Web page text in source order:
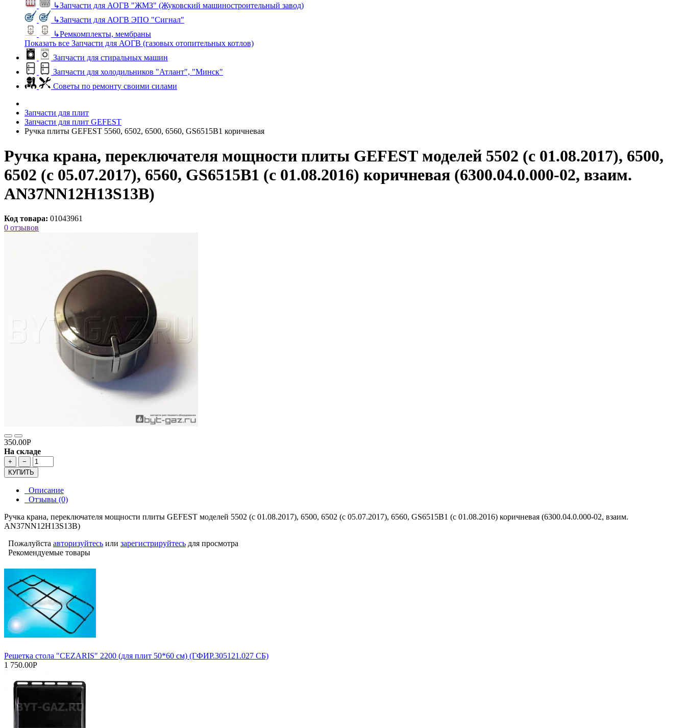
↳Запчасти для АОГВ "ЖМЗ" (Жуковский машиностроительный завод)
↳Запчасти для АОГВ ЭПО "Сигнал"
↳Ремкомплекты, мембраны
Показать все Запчасти для АОГВ (газовых отопительных котлов)
Запчасти для стиральных машин
Запчасти для холодильников "Атлант", "Минск"
Советы по ремонту своими силами
Запчасти для плит
Запчасти для плит GEFEST
Ручка плиты GEFEST 5560, 6502, 6500, 6560, GS6515B1 коричневая
Ручка крана, переключателя мощности плиты GEFEST моделей 5502 (с 01.08.2017), 6500,
6502 (с 05.07.2017), 6560, GS6515B1 (с 01.08.2016) коричневая (6300.04.0.000-02, взаим.
AN37NN12Н13S13В)
Код товара: 01043961
0 отзывов
350.00Р
На складе
+
−
КУПИТЬ
Описание
Отзывы (0)
Ручка крана, переключателя мощности плиты GEFEST моделей 5502 (с 01.08.2017), 6500, 6502 (с 05.07.2017), 6560, GS6515B1 (с 01.08.2016) коричневая (6300.04.0.000-02, взаим.
AN37NN12Н13S13В)
Пожалуйста авторизуйтесь или зарегистрируйтесь для просмотра
Рекомендуемые товары
Решетка стола "CEZARIS" 2200 (для плит 50*60 см) (ГФИР.305121.027 СБ)
1 750.00Р